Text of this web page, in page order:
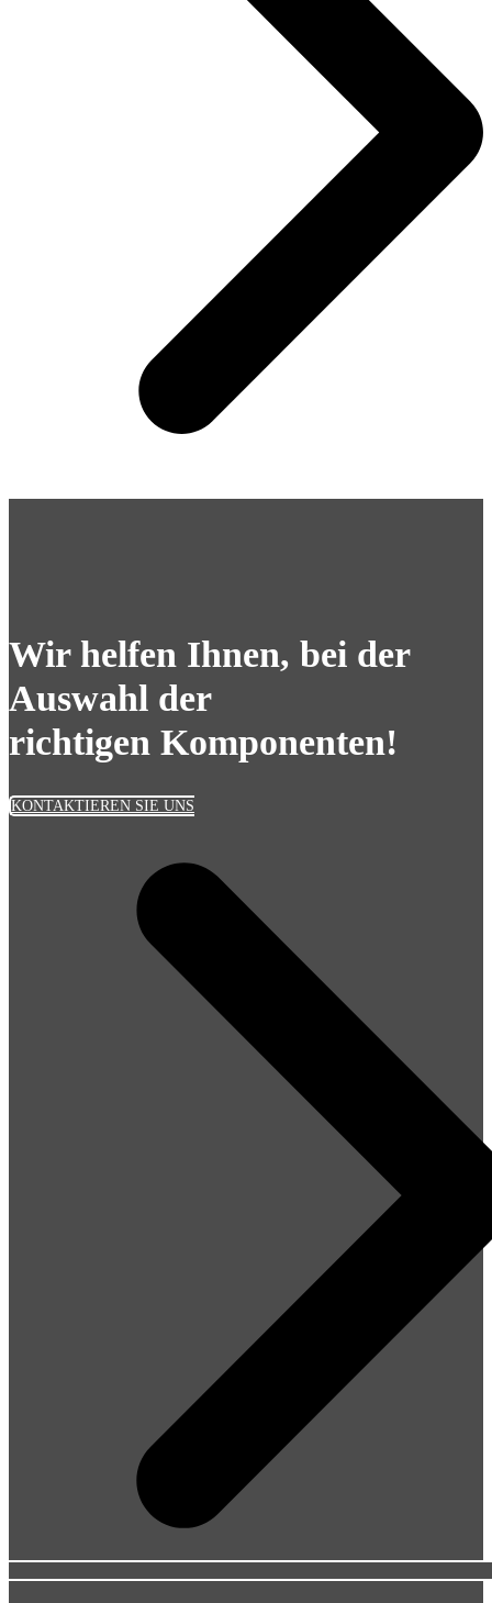
Wir helfen Ihnen, bei der
Auswahl der
richtigen Komponenten!
KONTAKTIEREN SIE UNS